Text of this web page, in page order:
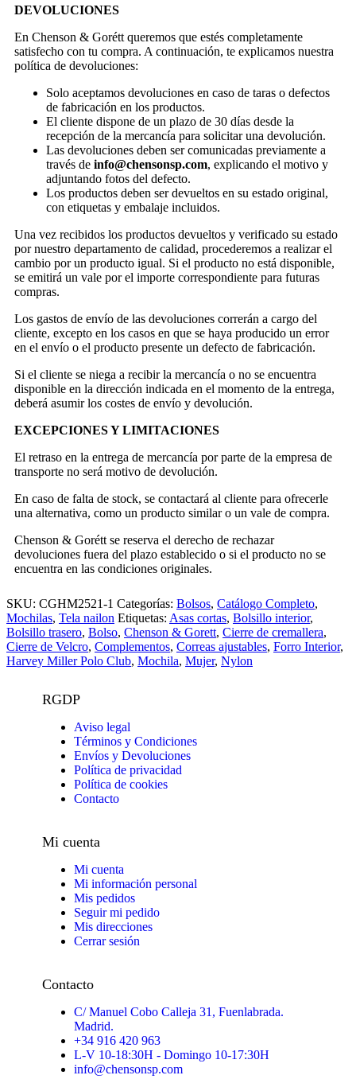
DEVOLUCIONES
En Chenson & Gorétt queremos que estés completamente
satisfecho con tu compra. A continuación, te explicamos nuestra
política de devoluciones:
Solo aceptamos devoluciones en caso de taras o defectos
de fabricación en los productos.
El cliente dispone de un plazo de 30 días desde la
recepción de la mercancía para solicitar una devolución.
Las devoluciones deben ser comunicadas previamente a
través de info@chensonsp.com, explicando el motivo y
adjuntando fotos del defecto.
Los productos deben ser devueltos en su estado original,
con etiquetas y embalaje incluidos.
Una vez recibidos los productos devueltos y verificado su estado
por nuestro departamento de calidad, procederemos a realizar el
cambio por un producto igual. Si el producto no está disponible,
se emitirá un vale por el importe correspondiente para futuras
compras.
Los gastos de envío de las devoluciones correrán a cargo del
cliente, excepto en los casos en que se haya producido un error
en el envío o el producto presente un defecto de fabricación.
Si el cliente se niega a recibir la mercancía o no se encuentra
disponible en la dirección indicada en el momento de la entrega,
deberá asumir los costes de envío y devolución.
EXCEPCIONES Y LIMITACIONES
El retraso en la entrega de mercancía por parte de la empresa de
transporte no será motivo de devolución.
En caso de falta de stock, se contactará al cliente para ofrecerle
una alternativa, como un producto similar o un vale de compra.
Chenson & Gorétt se reserva el derecho de rechazar
devoluciones fuera del plazo establecido o si el producto no se
encuentra en las condiciones originales.
SKU: CGHM2521-1 Categorías: Bolsos, Catálogo Completo,
Mochilas, Tela nailon Etiquetas: Asas cortas, Bolsillo interior,
Bolsillo trasero, Bolso, Chenson & Gorett, Cierre de cremallera,
Cierre de Velcro, Complementos, Correas ajustables, Forro Interior,
Harvey Miller Polo Club, Mochila, Mujer, Nylon
RGDP
Aviso legal
Términos y Condiciones
Envíos y Devoluciones
Política de privacidad
Política de cookies
Contacto
Mi cuenta
Mi cuenta
Mi información personal
Mis pedidos
Seguir mi pedido
Mis direcciones
Cerrar sesión
Contacto
C/ Manuel Cobo Calleja 31, Fuenlabrada.
Madrid.
+34 916 420 963
L-V 10-18:30H - Domingo 10-17:30H
info@chensonsp.com